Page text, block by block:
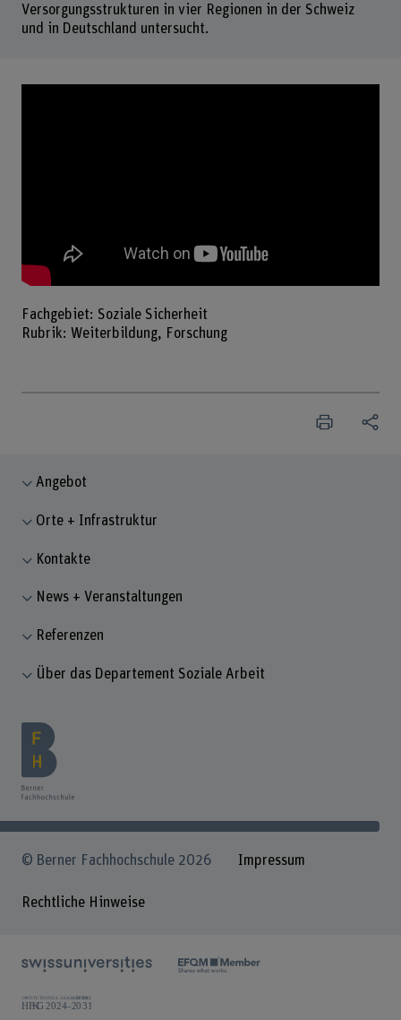
Versorgungsstrukturen in vier Regionen in der Schweiz
und in Deutschland untersucht.
Fachgebiet: Soziale Sicherheit
Rubrik: Weiterbildung, Forschung
Angebot
Orte + Infrastruktur
Kontakte
News + Veranstaltungen
Referenzen
Über das Departement Soziale Arbeit
© Berner Fachhochschule 2026 Impressum
Rechtliche Hinweise